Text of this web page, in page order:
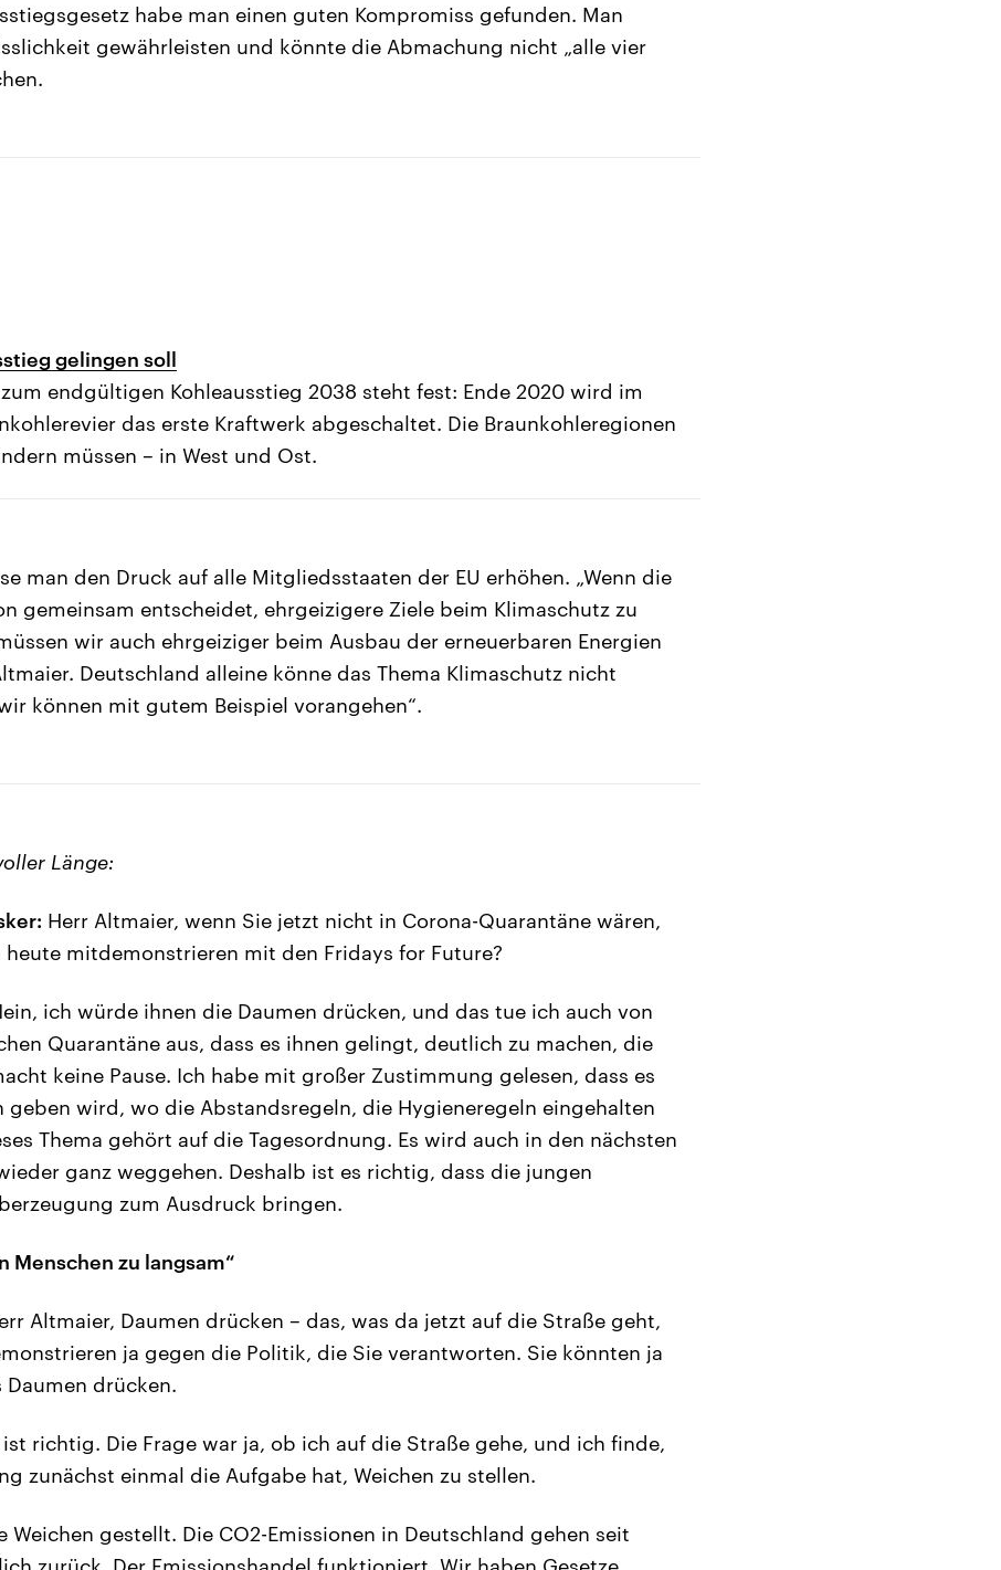
habe man einen guten Kompromiss gefunden. Man
gewährleisten und könnte die Abmachung nicht „alle vier
gelingen soll
endgültigen Kohleausstieg 2038 steht fest: Ende 2020 wird im
das erste Kraftwerk abgeschaltet. Die Braunkohleregionen
müssen – in West und Ost.
man den Druck auf alle Mitgliedsstaaten der EU erhöhen. „Wenn die
gemeinsam entscheidet, ehrgeizigere Ziele beim Klimaschutz zu
wir auch ehrgeiziger beim Ausbau der erneuerbaren Energien
Deutschland alleine könne das Thema Klimaschutz nicht
können mit gutem Beispiel vorangehen“.
Länge:
Herr Altmaier, wenn Sie jetzt nicht in Corona-Quarantäne wären,
mitdemonstrieren mit den Fridays for Future?
ich würde ihnen die Daumen drücken, und das tue ich auch von
Quarantäne aus, dass es ihnen gelingt, deutlich zu machen, die
keine Pause. Ich habe mit großer Zustimmung gelesen, dass es
geben wird, wo die Abstandsregeln, die Hygieneregeln eingehalten
Thema gehört auf die Tagesordnung. Es wird auch in den nächsten
ganz weggehen. Deshalb ist es richtig, dass die jungen
zum Ausdruck bringen.
Menschen zu langsam“
Altmaier, Daumen drücken – das, was da jetzt auf die Straße geht,
ja gegen die Politik, die Sie verantworten. Sie könnten ja
Daumen drücken.
ist richtig. Die Frage war ja, ob ich auf die Straße gehe, und ich finde,
zunächst einmal die Aufgabe hat, Weichen zu stellen.
Weichen gestellt. Die CO2-Emissionen in Deutschland gehen seit